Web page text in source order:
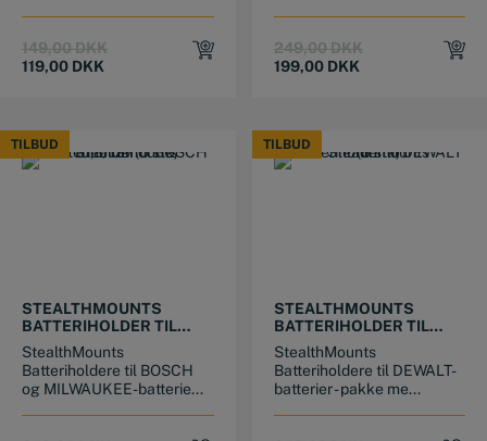
149,00DKKOriginal
119,00 DKK
Current
249,00DKKOriginal
199,00 DKK
Current
TILBUD
TILBUD
STEALTHMOUNTS
BATTERIHOLDER TIL
BOSCH/MILWAUKEE
10,8/12V (6 STK)
StealthMounts
Batteriholdere til BOSCH
og MILWAUKEE-batterie...
TILBUD
TILBUD
STEALTHMOUNTS
BATTERIHOLDER TIL
DEWALT (6 STK)
StealthMounts
Batteriholdere til DEWALT-
batterier - pakke me...